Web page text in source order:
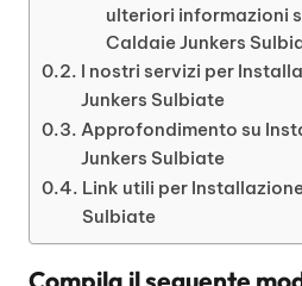
ulteriori informazioni
Caldaie Junkers
I nostri servizi per
Junkers Sulbiate
Approfondimento su
Junkers Sulbiate
Link utili per
Sulbiate
Compila il seguente